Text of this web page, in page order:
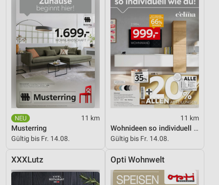
11 km
Musterring
Gültig bis Fr. 14.08.
11 km
Wohnideen so individuell wie du!
Gültig bis Fr. 14.08.
XXXLutz Opti Wohnwelt